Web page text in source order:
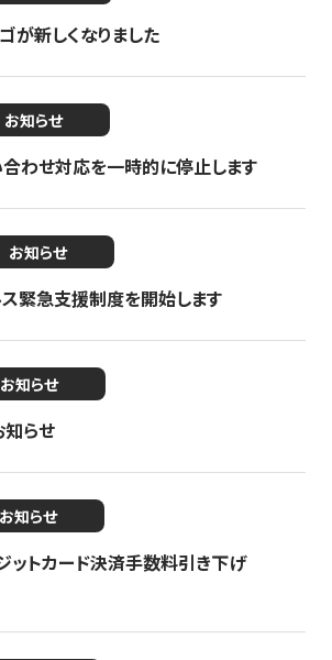
が新しくなりました
お知らせ
わせ対応を一時的に停止します
お知らせ
緊急支援制度を開始します
お知らせ
らせ
お知らせ
ットカード決済手数料引き下げ